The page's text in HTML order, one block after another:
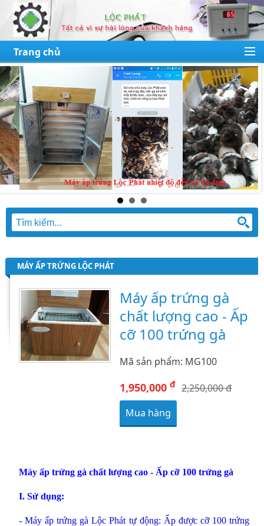
Trang chủ
MÁY ẤP TRỨNG LỘC PHÁT
Máy ấp trứng gà
chất lượng cao - Ấp
cỡ 100 trứng gà
Mã sản phẩm: MG100
1,950,000đ 2,250,000 đ
Mua hàng
Máy ấp trứng gà chất lượng cao - Ấp cỡ 100 trứng gà
I. Sử dụng:
- Máy ấp trứng gà Lộc Phát tự động: Ấp được cỡ 100 trứng